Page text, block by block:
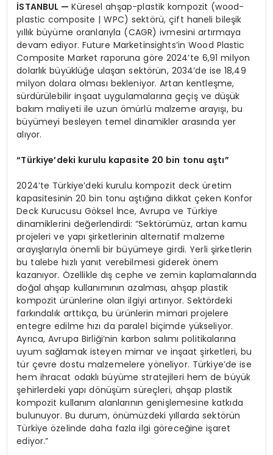
İSTANBUL —Küresel ahşap-plastik kompozit (wood-
plastic composite | WPC) sektörü, çift haneli bileşik
yıllık büyüme oranlarıyla (CAGR) ivmesini artırmaya
devam ediyor. Future Marketinsights’in Wood Plastic
Composite Market raporuna göre 2024’te 6,91 milyon
dolarlık büyüklüğe ulaşan sektörün, 2034’de ise 18,49
milyon dolara olması bekleniyor. Artan kentleşme,
sürdürülebilir inşaat uygulamalarına geçiş ve düşük
bakım maliyeti ile uzun ömürlü malzeme arayışı, bu
büyümeyi besleyen temel dinamikler arasında yer
alıyor.
“Türkiye’deki kurulu kapasite 20 bin tonu aştı”
2024’te Türkiye’deki kurulu kompozit deck üretim
kapasitesinin 20 bin tonu aştığına dikkat çeken Konfor
Deck Kurucusu Göksel İnce, Avrupa ve Türkiye
dinamiklerini değerlendirdi: “Sektörümüz, artan kamu
projeleri ve yapı şirketlerinin alternatif malzeme
arayışlarıyla önemli bir büyümeye girdi. Yerli şirketlerin
bu talebe hızlı yanıt verebilmesi giderek önem
kazanıyor. Özellikle dış cephe ve zemin kaplamalarında
doğal ahşap kullanımının azalması, ahşap plastik
kompozit ürünlerine olan ilgiyi artırıyor. Sektördeki
farkındalık arttıkça, bu ürünlerin mimari projelere
entegre edilme hızı da paralel biçimde yükseliyor.
Ayrıca, Avrupa Birliği’nin karbon salımı politikalarına
uyum sağlamak isteyen mimar ve inşaat şirketleri, bu
tür çevre dostu malzemelere yöneliyor. Türkiye’de ise
hem ihracat odaklı büyüme stratejileri hem de büyük
şehirlerdeki yapı dönüşüm süreçleri, ahşap plastik
kompozit kullanım alanlarının genişlemesine katkıda
bulunuyor. Bu durum, önümüzdeki yıllarda sektörün
Türkiye özelinde daha fazla ilgi göreceğine işaret
ediyor.”